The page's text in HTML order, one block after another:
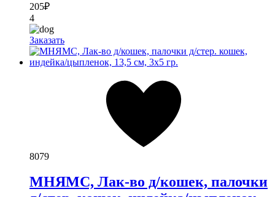
205₽
4
Заказать
8079
МНЯМС, Лак-во д/кошек, палочки